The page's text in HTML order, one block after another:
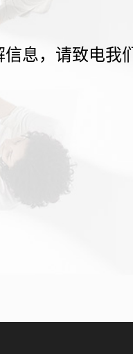
息，请致电我